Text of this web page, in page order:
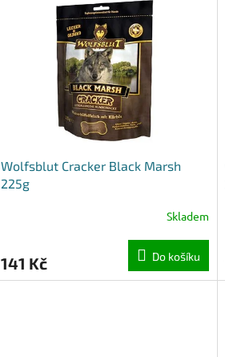
Wolfsblut Cracker Black Marsh
225g
Skladem
141 Kč Do košíku